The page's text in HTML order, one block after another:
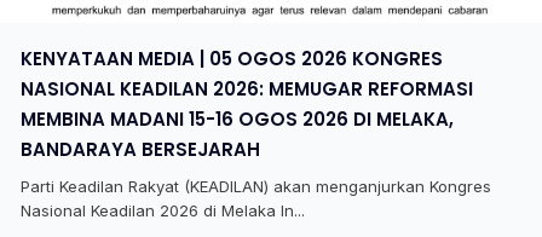
KENYATAAN MEDIA | 05 OGOS 2026 KONGRES
NASIONAL KEADILAN 2026: MEMUGAR REFORMASI
MEMBINA MADANI 15-16 OGOS 2026 DI MELAKA,
BANDARAYA BERSEJARAH
Parti Keadilan Rakyat (KEADILAN) akan menganjurkan Kongres
Nasional Keadilan 2026 di Melaka In...